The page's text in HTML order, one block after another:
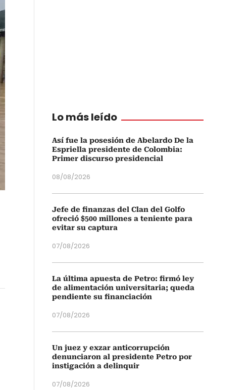
Lo más leído
Así fue la posesión de Abelardo De la
Espriella presidente de Colombia:
Primer discurso presidencial
08/08/2026
Jefe de finanzas del Clan del Golfo
ofreció $500 millones a teniente para
evitar su captura
07/08/2026
La última apuesta de Petro: firmó ley
de alimentación universitaria; queda
pendiente su financiación
07/08/2026
Un juez y exzar anticorrupción
denunciaron al presidente Petro por
instigación a delinquir
07/08/2026